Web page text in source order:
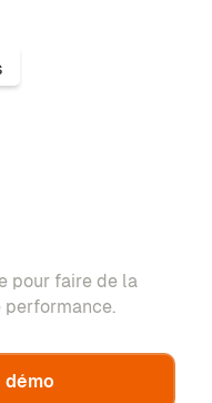
pour faire de la
démo